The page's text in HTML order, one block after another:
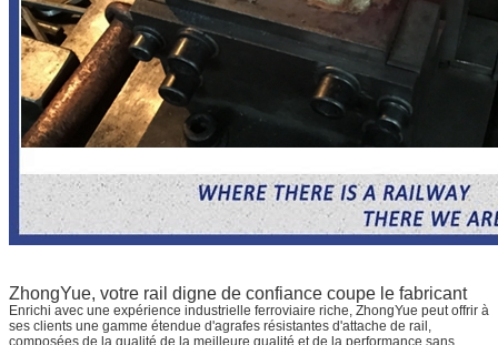
ZhongYue, votre rail digne de confiance coupe le fabricant
Enrichi avec une expérience industrielle ferroviaire riche, ZhongYue peut offrir à
ses clients une gamme étendue d'agrafes résistantes d'attache de rail,
composées de la qualité de la meilleure qualité et de la performance sans